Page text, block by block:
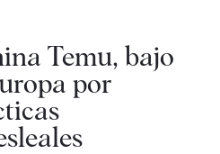
Temu, bajo
por